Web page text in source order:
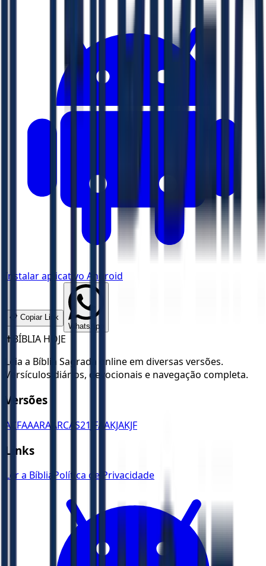
Instalar aplicativo Android
📋 Copiar Link
WhatsApp
✝️ BÍBLIA HOJE
Leia a Bíblia Sagrada online em diversas versões.
Versículos diários, devocionais e navegação completa.
Versões
ACFAAARA ARCAS21 JFAAKJAKJF
Links
Ler a Bíblia Política de Privacidade